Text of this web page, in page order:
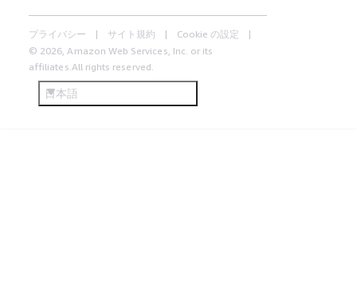
プライバシー サイト規約
Cookie の設定
© 2026, Amazon Web Services, Inc. or its
affiliates.All rights reserved.
日本語